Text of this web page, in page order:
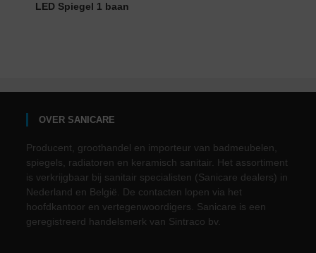
LED Spiegel 1 baan
OVER SANICARE
Producent, groothandel en importeur van badmeubelen,
spiegels, radiatoren en keramisch sanitair. Het assortiment
is verkrijgbaar bij sanitair specialisten (Sanicare dealers) in
Nederland en België. De contacten lopen via het
hoofdkantoor en vertegenwoordigers. Sanicare is een
geregistreerd handelsmerk van Sintraco bv.